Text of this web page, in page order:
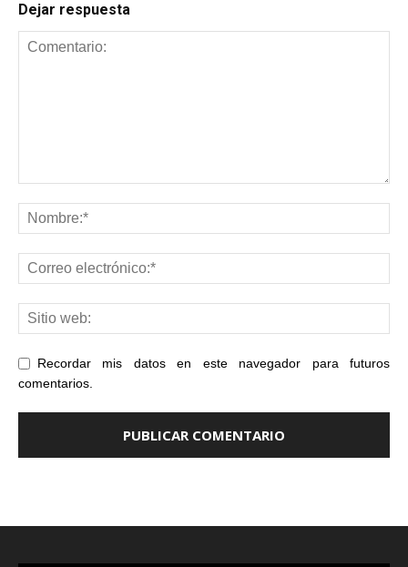
Dejar respuesta
Recordar mis datos en este navegador para futuros
comentarios.